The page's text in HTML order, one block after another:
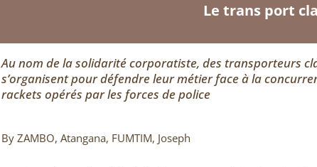
Le trans port
Au nom de la solidarité corporatiste, des transporteurs
s’organisent pour défendre leur métier face à la
rackets opérés par les forces de police
By ZAMBO, Atangana, FUMTIM, Joseph